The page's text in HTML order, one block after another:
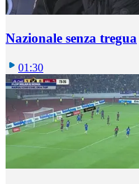
Nazionale senza tregua
01:30